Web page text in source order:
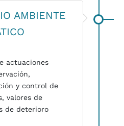
AMBIENTE
actuaciones
y control de
valores de
de deterioro